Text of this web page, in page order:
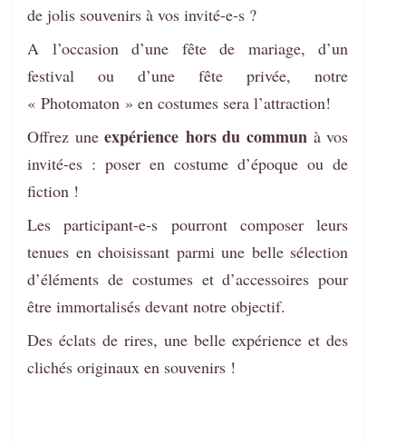
de jolis souvenirs à vos invité-e-s ?
A l’occasion d’une fête de mariage, d’un
festival ou d’une fête privée, notre
« Photomaton » en costumes sera l’attraction!
Offrez uneexpérience hors du communà vos
invité-es : poser en costume d’époque ou de
fiction !
Les participant-e-s pourront composer leurs
tenues en choisissant parmi une belle sélection
d’éléments de costumes et d’accessoires pour
être immortalisés devant notre objectif.
Des éclats de rires, une belle expérience et des
clichés originaux en souvenirs !